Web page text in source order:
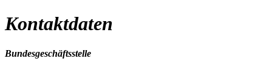
Kontaktdaten
Bundesgeschäftsstelle